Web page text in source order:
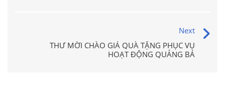
Next
THƯ MỜI CHÀO GIÁ QUÀ TẶNG PHỤC VỤ
HOẠT ĐỘNG QUẢNG BÁ